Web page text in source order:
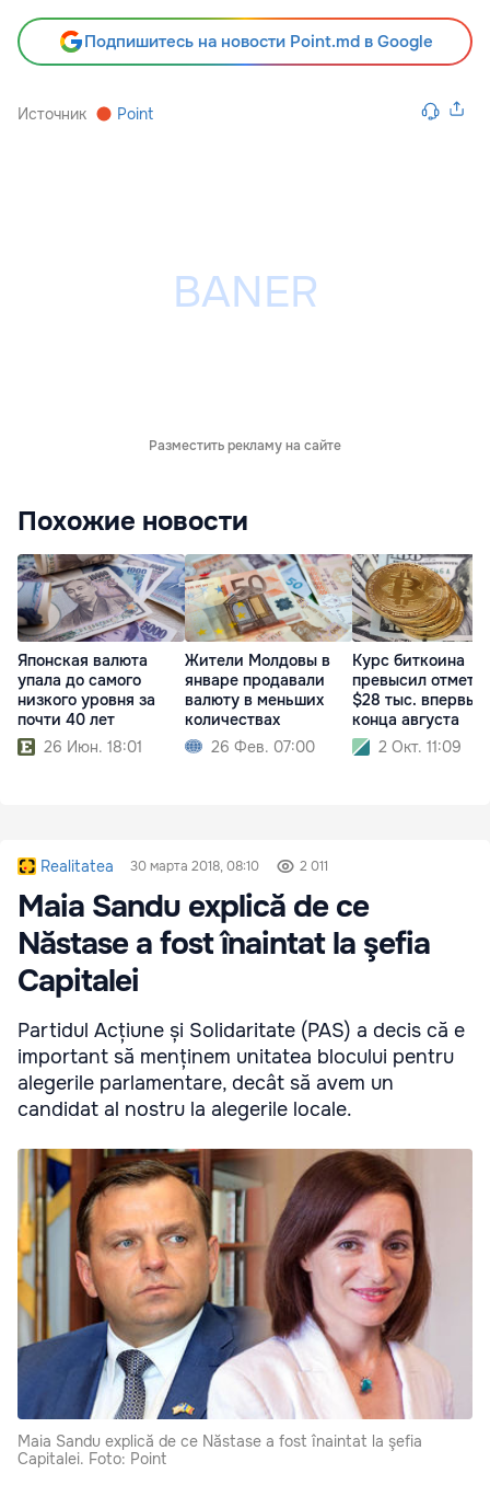
Подпишитесь на новости Point.md в Google
Источник Point
Разместить рекламу на сайте
Похожие новости
Японская валюта
упала до самого
низкого уровня за
почти 40 лет
26 Июн. 18:01
Жители Молдовы в
январе продавали
валюту в меньших
количествах
26 Фев. 07:00
Курс биткоина
превысил
$28 тыс. впервые
конца августа
2 Окт. 11:09
Realitatea 30 марта 2018, 08:10 2 011
Maia Sandu explică de ce
Năstase a fost înaintat la şefia
Capitalei
Partidul Acțiune și Solidaritate (PAS) a decis că e
important să menținem unitatea blocului pentru
alegerile parlamentare, decât să avem un
candidat al nostru la alegerile locale.
Maia Sandu explică de ce Năstase a fost înaintat la şefia
Capitalei. Foto: Point